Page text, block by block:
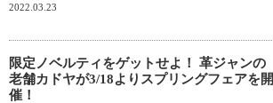
2022.03.23
限定ノベルティをゲットせよ！ 革ジャンの
老舗カドヤが3/18よりスプリングフェアを開
催！